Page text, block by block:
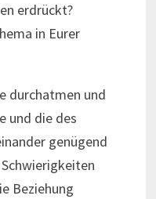
erdrückt?
in Eurer
durchatmen und
und die des
genügend
Beziehung